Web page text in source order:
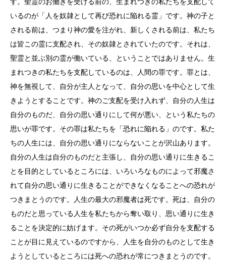
いるのが「人を奴隷として再び恐れに陥れる霊」です。神の子と
される前は、つまり神の愛を注がれ、新しくされる前は、私たち
は皆この霊に支配され、その奴隷とされていたのです。それは、
聖霊と並ぶ別の霊が働いている、ということではありません。生
まれつきの私たちを支配しているのは、人間の罪です。罪とは、
神を無視して、自分が主人となって、自分の思いを中心として生
きようとすることです。神のご支配を受け入れず、自分の人生は
自分のものだ、自分の思い通りにして何が悪い、という私たちの
思いが罪です。その罪は私たちを「恐れに陥れる」のです。私た
ちの人生には、自分の思い通りにならないことが沢山あります。
自分の人生は自分のものだと主張し、自分の思い通りに生きるこ
とを目的としているところには、いろいろなものによって邪魔さ
れて自分の思い通りに生きることができなくなることへの恐れが
つきまとうのです。人生の最大の邪魔者は死です。死は、自分の
ものだと思っている人生を私たちから奪い取り、思い通りに生き
ることを決定的に妨げます。その死がいつか必ず自分を支配する
ことが目に見えているのですから、人生を自分のものとして生き
ようとしているところには死への恐れが常につきまとうのです。